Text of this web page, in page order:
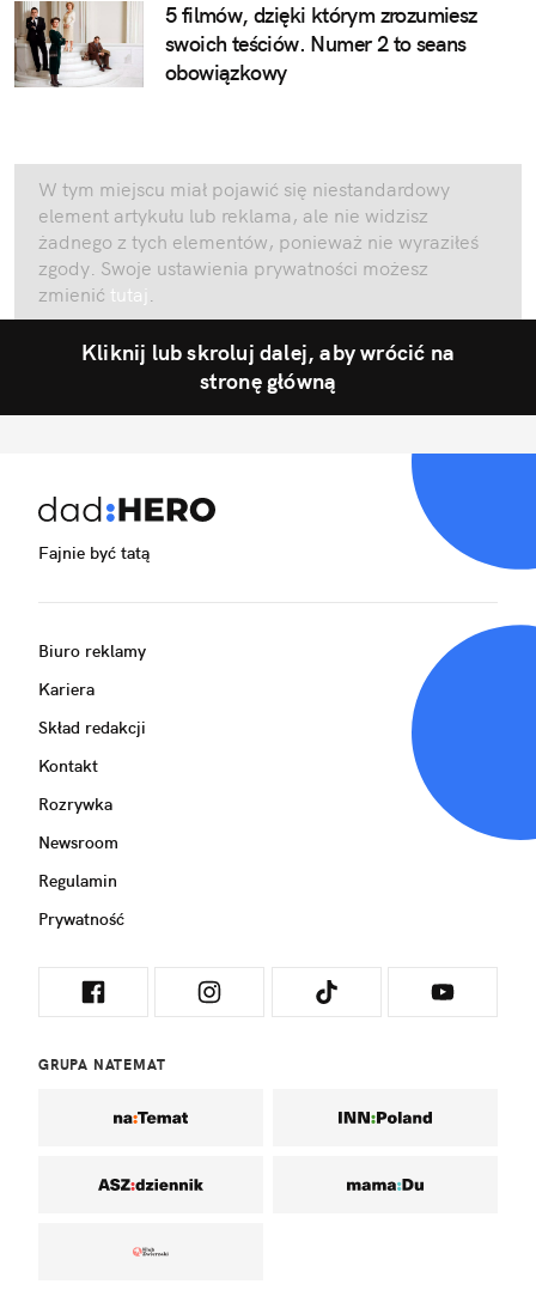
5 filmów, dzięki którym zrozumiesz
swoich teściów. Numer 2 to seans
obowiązkowy
W tym miejscu miał pojawić się niestandardowy
element artykułu lub reklama, ale nie widzisz
żadnego z tych elementów, ponieważ nie wyraziłeś
zgody. Swoje ustawienia prywatności możesz
zmienić tutaj .
Kliknij lub skroluj dalej, aby wrócić na
stronę główną
Fajnie być tatą
Biuro reklamy
Kariera
Skład redakcji
Kontakt
Rozrywka
Newsroom
Regulamin
Prywatność
GRUPA NATEMAT